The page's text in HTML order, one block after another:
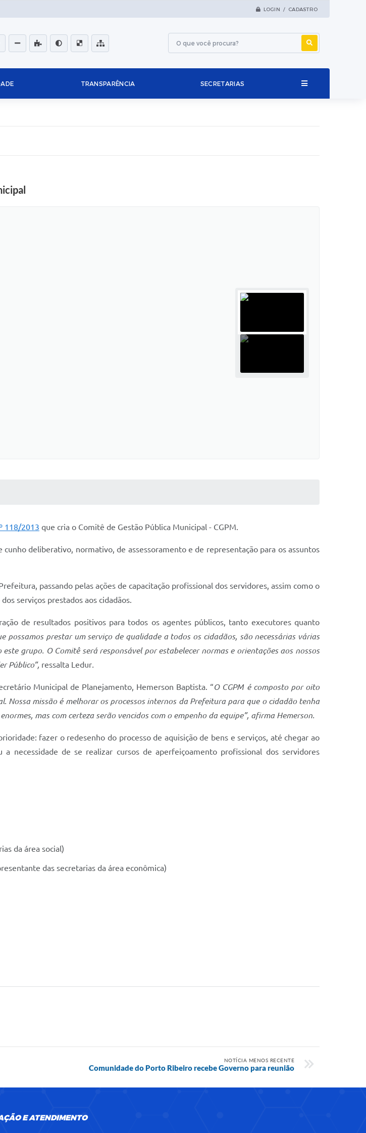
LOGIN / CADASTRO
TRANSPARÊNCIA SECRETARIAS
118/2013 que cria o Comitê de Gestão Pública Municipal - CGPM.
deliberativo, normativo, de assessoramento e de representação para os assuntos
passando pelas ações de capacitação profissional dos servidores, assim como o
serviços prestados aos cidadãos.
de resultados positivos para todos os agentes públicos, tanto executores quanto
possamos prestar um serviço de qualidade a todos os cidadãos, são necessárias várias
grupo. O Comitê será responsável por estabelecer normas e orientações aos nossos
Público”, ressalta Ledur.
Municipal de Planejamento, Hemerson Baptista. “O CGPM é composto por oito
missão é melhorar os processos internos da Prefeitura para que o cidadão tenha
mas com certeza serão vencidos com o empenho da equipe”, afirma Hemerson.
fazer o redesenho do processo de aquisição de bens e serviços, até chegar ao
necessidade de se realizar cursos de aperfeiçoamento profissional dos servidores
da área social)
das secretarias da área econômica)
NOTÍCIA MENOS RECENTE
Comunidade do Porto Ribeiro recebe Governo para reunião
E ATENDIMENTO